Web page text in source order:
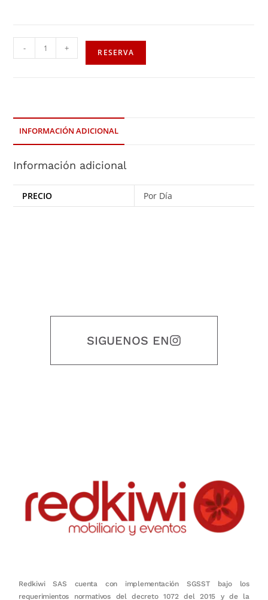
- + RESERVA
INFORMACIÓN ADICIONAL
Información adicional
PRECIO Por Día
SIGUENOS EN
Redkiwi SAS cuenta con implementación SGSST bajo los
requerimientos normativos del decreto 1072 del 2015 y de la